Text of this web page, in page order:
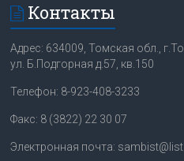
Контакты
Адрес: 634009, Томская обл.,
ул. Б.Подгорная д.57, кв.150
Телефон: 8-923-408-3233
Факс: 8 (3822) 22 30 07
Электронная почта: